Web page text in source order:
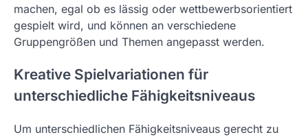
machen, egal ob es lässig oder wettbewerbsorientiert
gespielt wird, und können an verschiedene
Gruppengrößen und Themen angepasst werden.
Kreative Spielvariationen für
unterschiedliche Fähigkeitsniveaus
Um unterschiedlichen Fähigkeitsniveaus gerecht zu